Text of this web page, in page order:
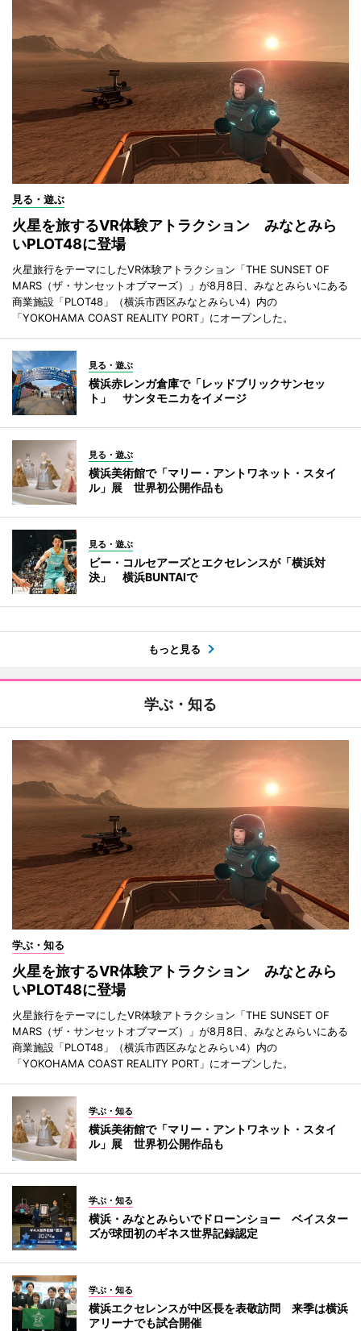
見る・遊ぶ
火星を旅するVR体験アトラクション みなとみら
いPLOT48に登場
火星旅行をテーマにしたVR体験アトラクション「THE SUNSET OF
MARS（ザ・サンセットオブマーズ）」が8月8日、みなとみらいにある
商業施設「PLOT48」（横浜市西区みなとみらい4）内の
「YOKOHAMA COAST REALITY PORT」にオープンした。
見る・遊ぶ
横浜赤レンガ倉庫で「レッドブリックサンセッ
ト」 サンタモニカをイメージ
見る・遊ぶ
横浜美術館で「マリー・アントワネット・スタイ
ル」展 世界初公開作品も
見る・遊ぶ
ビー・コルセアーズとエクセレンスが「横浜対
決」 横浜BUNTAIで
もっと見る
学ぶ・知る
学ぶ・知る
火星を旅するVR体験アトラクション みなとみら
いPLOT48に登場
火星旅行をテーマにしたVR体験アトラクション「THE SUNSET OF
MARS（ザ・サンセットオブマーズ）」が8月8日、みなとみらいにある
商業施設「PLOT48」（横浜市西区みなとみらい4）内の
「YOKOHAMA COAST REALITY PORT」にオープンした。
学ぶ・知る
横浜美術館で「マリー・アントワネット・スタイ
ル」展 世界初公開作品も
学ぶ・知る
横浜・みなとみらいでドローンショー ベイスター
ズが球団初のギネス世界記録認定
学ぶ・知る
横浜エクセレンスが中区長を表敬訪問 来季は横浜
アリーナでも試合開催